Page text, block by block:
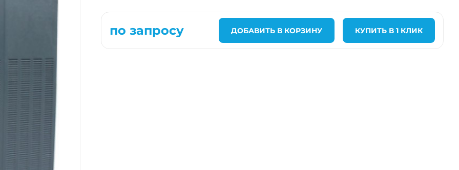
Прецизионные кондиционеры
Расходные материалы монтажапо запросу ДОБАВИТЬ В КОРЗИНУ КУПИТЬ В 1 КЛИК